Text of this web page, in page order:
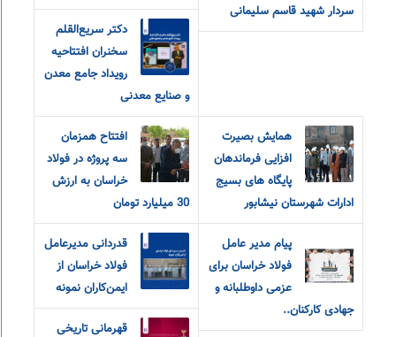
سردار شهید قاسم سلیمانی
دکتر سریع‌القلم
سخنران افتتاحیه
رویداد جامع معدن
و صنایع معدنی
همایش بصیرت
افزایی فرماندهان
پایگاه های بسیج
ادارات شهرستان نیشابور
افتتاح همزمان
سه پروژه در فولاد
خراسان به ارزش
30 میلیارد تومان
پیام مدیر عامل
فولاد خراسان برای
عزمی داوطلبانه و
جهادی کارکنان..
قدردانی مدیرعامل
فولاد خراسان از
ایمن‌کاران نمونه
قهرمانی تاریخی